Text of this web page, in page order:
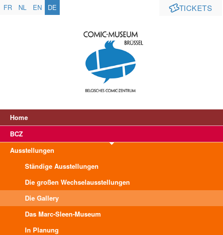
TICKETS
FR NL EN DE
Home
BCZ
Ausstellungen
Ständige Ausstellungen
Die großen Wechselausstellungen
Die Gallery
Das Marc-Sleen-Museum
In Planung